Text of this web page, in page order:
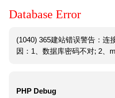
Database Error
(1040) 365建站错误警告：连
因：1、数据库密码不对; 2、
PHP Debug